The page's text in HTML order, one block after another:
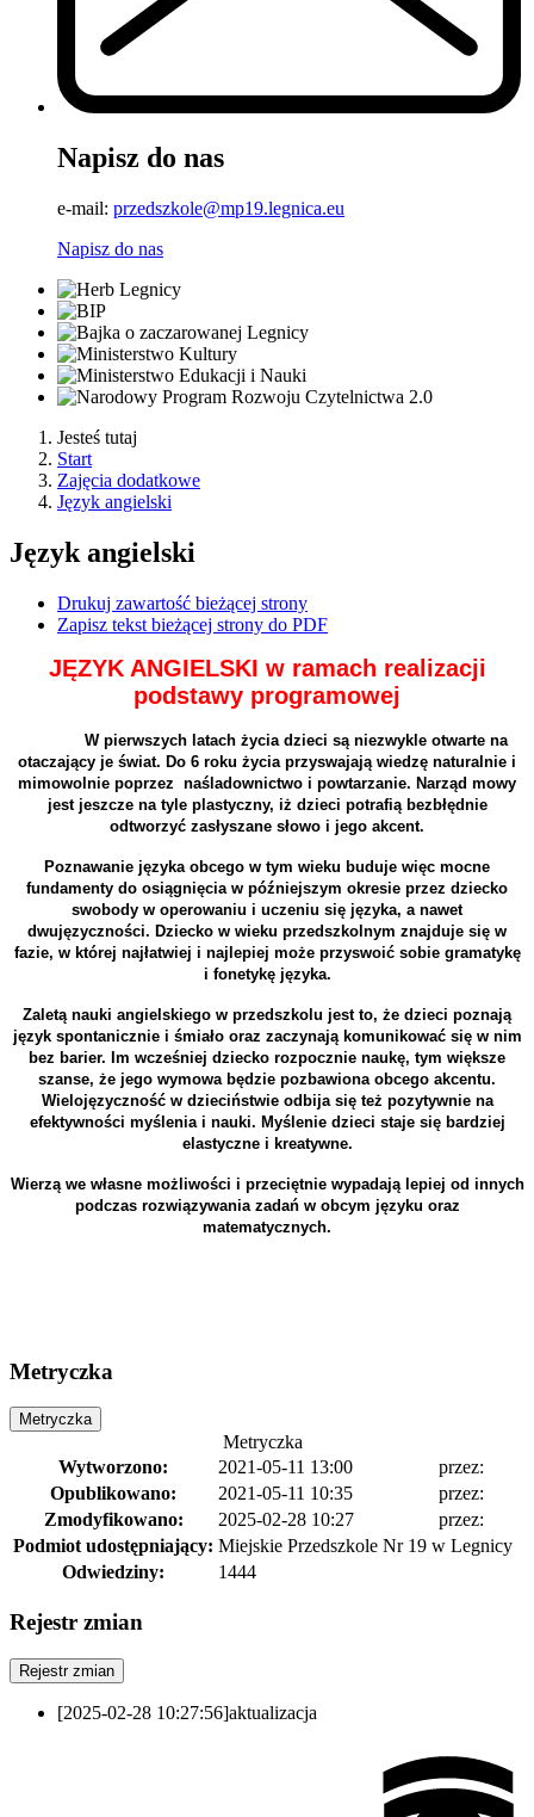
Napisz do nas
e-mail: przedszkole@mp19.legnica.eu
Napisz do nas
Jesteś tutaj
Start
Zajęcia dodatkowe
Język angielski
Język angielski
Drukuj zawartość bieżącej strony
Zapisz tekst bieżącej strony do PDF
JĘZYK ANGIELSKI w ramach realizacji
podstawy programowej
W pierwszych latach życia dzieci są niezwykle otwarte na
otaczający je świat. Do 6 roku życia przyswajają wiedzę naturalnie i
mimowolnie poprzez naśladownictwo i powtarzanie. Narząd mowy
jest jeszcze na tyle plastyczny, iż dzieci potrafią bezbłędnie
odtworzyć zasłyszane słowo i jego akcent.
Poznawanie języka obcego w tym wieku buduje więc mocne
fundamenty do osiągnięcia w późniejszym okresie przez dziecko
swobody w operowaniu i uczeniu się języka, a nawet
dwujęzyczności. Dziecko w wieku przedszkolnym znajduje się w
fazie, w której najłatwiej i najlepiej może przyswoić sobie gramatykę
i fonetykę języka.
Zaletą nauki angielskiego w przedszkolu jest to, że dzieci poznają
język spontanicznie i śmiało oraz zaczynają komunikować się w nim
bez barier. Im wcześniej dziecko rozpocznie naukę, tym większe
szanse, że jego wymowa będzie pozbawiona obcego akcentu.
Wielojęzyczność w dzieciństwie odbija się też pozytywnie na
efektywności myślenia i nauki. Myślenie dzieci staje się bardziej
elastyczne i kreatywne.
Wierzą we własne możliwości i przeciętnie wypadają lepiej od innych
podczas rozwiązywania zadań w obcym języku oraz
matematycznych.
Metryczka
Metryczka
Metryczka
Wytworzono:
2021-05-11 13:00
przez:
Opublikowano:
2021-05-11 10:35
przez:
Zmodyfikowano:
2025-02-28 10:27
przez:
Podmiot udostępniający: Miejskie Przedszkole Nr 19 w Legnicy
Odwiedziny:
1444
Rejestr zmian
Rejestr zmian
[2025-02-28 10:27:56]aktualizacja